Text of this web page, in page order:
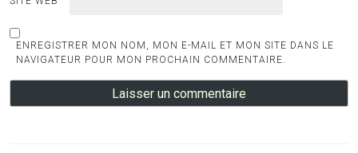
ENREGISTRER MON NOM, MON E-MAIL ET MON SITE DANS LE
NAVIGATEUR POUR MON PROCHAIN COMMENTAIRE.